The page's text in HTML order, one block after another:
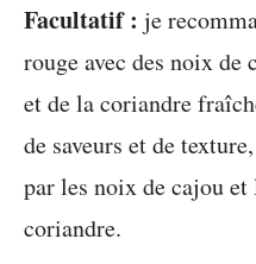
Facultatif : je
rouge avec des noix
et de la coriandre
de saveurs et de
par les noix de cajou
coriandre.